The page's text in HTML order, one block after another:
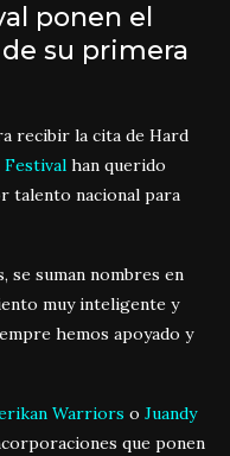
ponen el
su primera
recibir la cita de Hard
Festival han querido
talento nacional para
se suman nombres en
muy inteligente y
hemos apoyado y
Warriors o Juandy
que ponen